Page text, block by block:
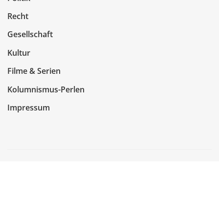
Recht
Gesellschaft
Kultur
Filme & Serien
Kolumnismus-Perlen
Impressum